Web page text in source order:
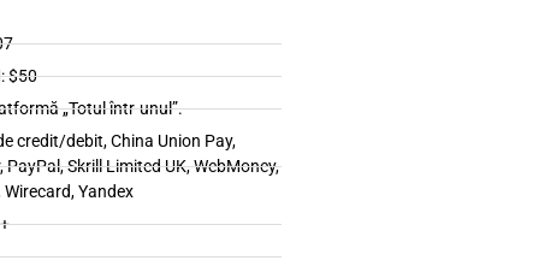
$50
„Totul într-unul”.
credit/debit, China Union Pay,
PayPal, Skrill Limited UK, WebMoney,
Yandex